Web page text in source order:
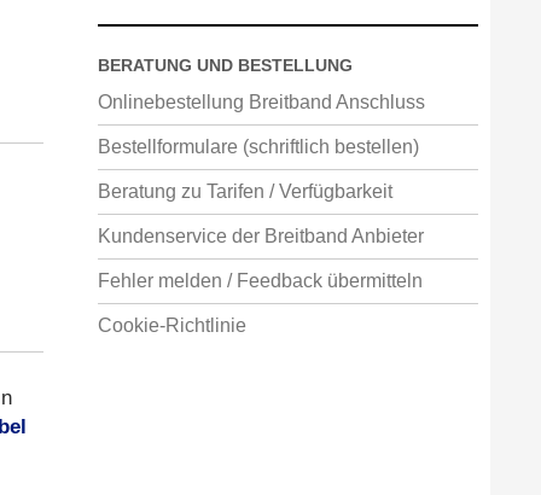
BERATUNG UND BESTELLUNG
Onlinebestellung Breitband Anschluss
Bestellformulare (schriftlich bestellen)
Beratung zu Tarifen / Verfügbarkeit
Kundenservice der Breitband Anbieter
Fehler melden / Feedback übermitteln
Cookie-Richtlinie